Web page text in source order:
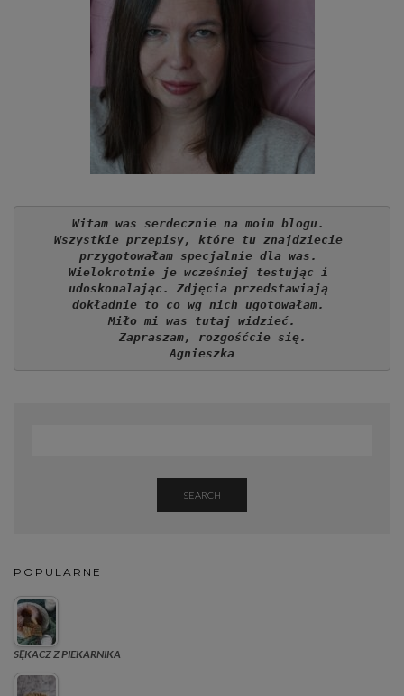
Witam was serdecznie na moim blogu.
Wszystkie przepisy, które tu znajdziecie
przygotowałam specjalnie dla was.
Wielokrotnie je wcześniej testując i
udoskonalając. Zdjęcia przedstawiają
dokładnie to co wg nich ugotowałam.
Miło mi was tutaj widzieć.
   Zapraszam, rozgośćcie się.
Agnieszka
SEARCH
POPULARNE
SĘKACZ Z PIEKARNIKA